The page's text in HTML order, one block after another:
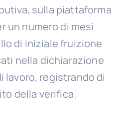
sulla piattaforma
un numero di mesi
di iniziale fruizione
nella dichiarazione
lavoro, registrando di
della verifica.